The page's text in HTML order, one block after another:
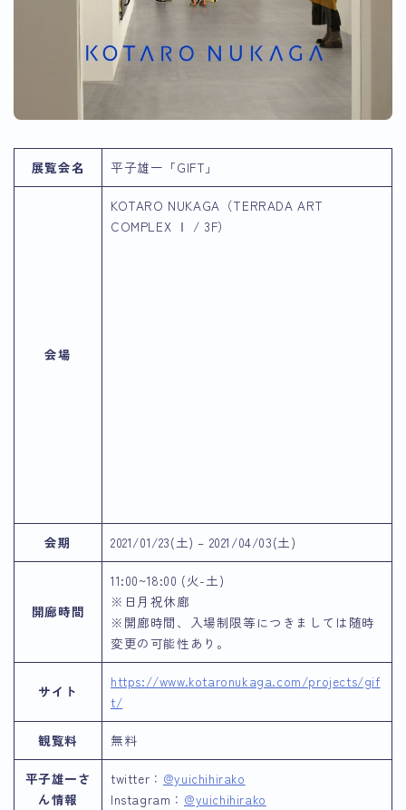
展覧会名 平子雄一「GIFT」
会場
KOTARO NUKAGA（TERRADA ART
COMPLEX Ⅰ / 3F）
会期 2021/01/23(土) – 2021/04/03(土)
開廊時間
11:00~18:00 (火-土)
※日月祝休廊
※開廊時間、入場制限等につきましては随時
変更の可能性あり。
サイト
https://www.kotaronukaga.com/projects/gif
t/
観覧料 無料
平子雄一さ
ん情報
twitter： @yuichihirako
Instagram： @yuichihirako